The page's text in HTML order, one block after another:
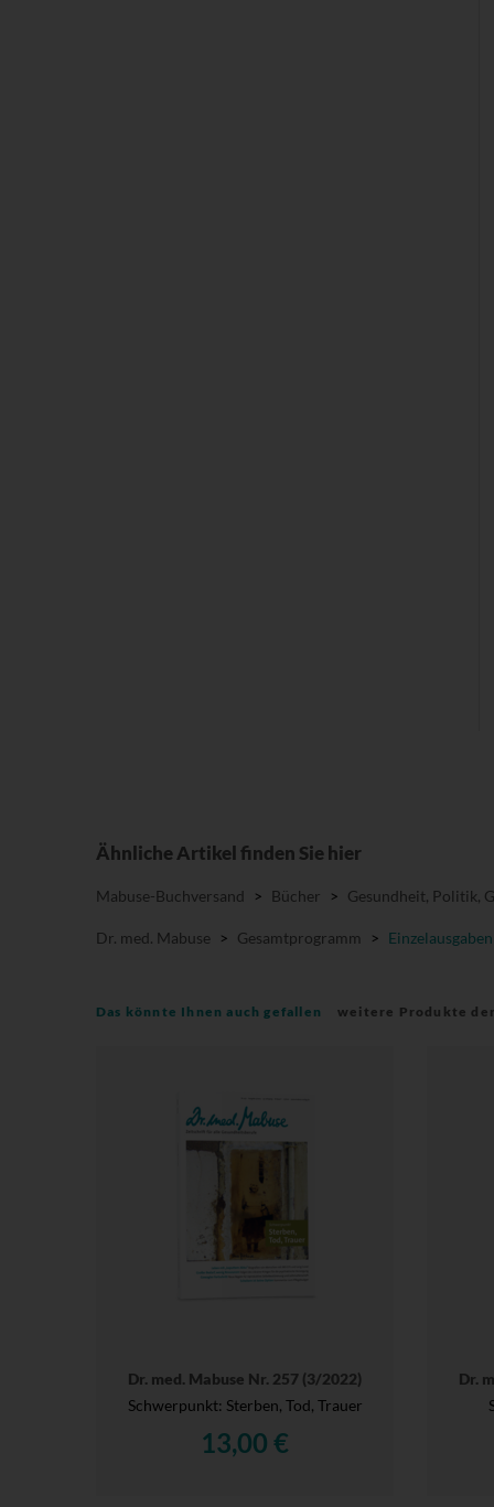
Ähnliche Artikel finden Sie hier
Mabuse-Buchversand > Bücher > Gesundheit, Politik,
Dr. med. Mabuse > Gesamtprogramm > Einzelausgaben
Das könnte Ihnen auch gefallen weitere Produkte
Dr. med. Mabuse Nr. 257 (3/2022)
Schwerpunkt: Sterben, Tod, Trauer
13,00 €
Dr.